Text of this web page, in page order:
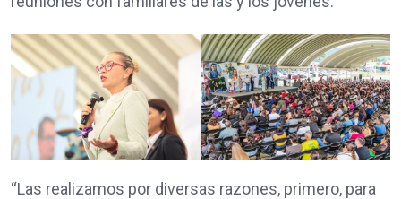
“Las realizamos por diversas razones, primero, para